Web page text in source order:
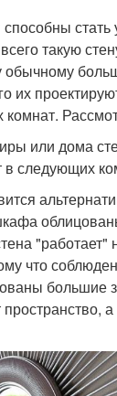
такую
обычному
их
комнат.
или дома
в следующих
что
большие